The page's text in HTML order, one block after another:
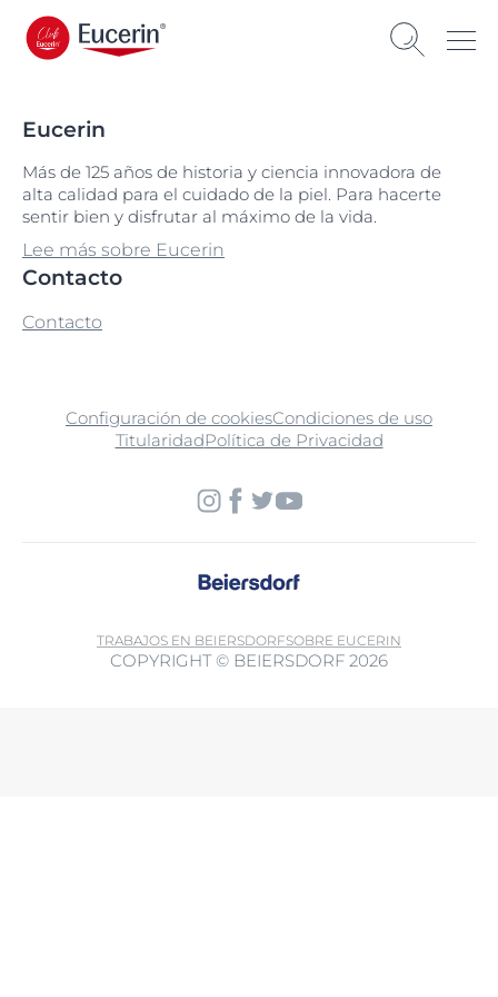
Eucerin
Más de 125 años de historia y ciencia innovadora de
alta calidad para el cuidado de la piel. Para hacerte
sentir bien y disfrutar al máximo de la vida.
Lee más sobre Eucerin
Contacto
Contacto
Configuración de cookiesCondiciones de uso
TitularidadPolítica de Privacidad
TRABAJOS EN BEIERSDORFSOBRE EUCERIN
COPYRIGHT © BEIERSDORF 2026